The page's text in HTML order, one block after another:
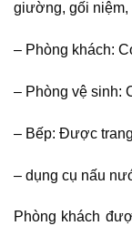
giường, gối niệm,
– Phòng khách:
– Phòng vệ sinh:
– Bếp: Được
– dụng cụ nấu
Phòng khách